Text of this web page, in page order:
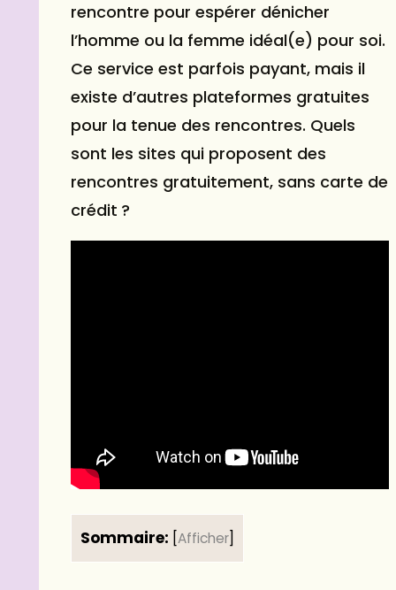
rencontre pour espérer dénicher
l’homme ou la femme idéal(e) pour soi.
Ce service est parfois payant, mais il
existe d’autres plateformes gratuites
pour la tenue des rencontres. Quels
sont les sites qui proposent des
rencontres gratuitement, sans carte de
crédit ?
Sommaire: Afficher